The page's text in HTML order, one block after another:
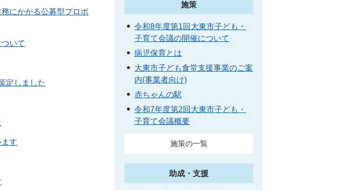
にかかる公募型プロポ
いて
定しました
す
施策
令和8年度第1回大東市子ども・
子育て会議の開催について
病児保育とは
大東市子ども食堂支援事業のご案
内(事業者向け)
赤ちゃんの駅
令和7年度第2回大東市子ども・
子育て会議概要
施策の一覧
助成・支援